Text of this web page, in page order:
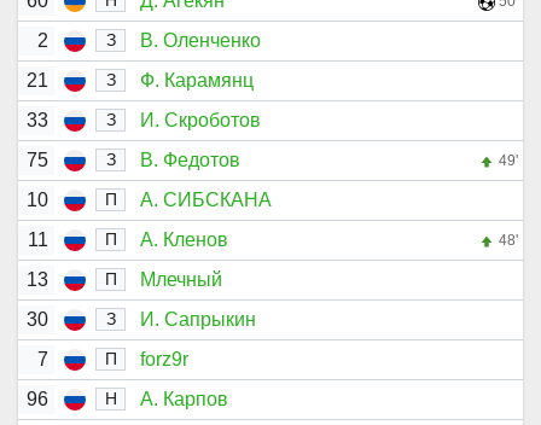
2 З
В. Оленченко
21
З
Ф. Карамянц
33
З
И. Скроботов
75
З В. Федотов 49'
10 П
А. СИБСКАНА
11
П А. Кленов 48'
13 П
Млечный
30
З
И. Сапрыкин
7
П
forz9r
96
Н
А. Карпов